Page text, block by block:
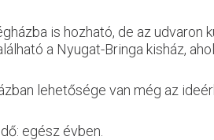
is hozható, de az udvaron
a Nyugat-Bringa kisház,
lehetősége van még az
egész évben.